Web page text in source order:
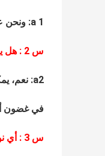
a 1: ونحن على الصانع، مرحبا بكم في شركتنا والمصنع.
س 2 : هل
a2: نعم، يمكننا تقديم عينة، ولكن يجب دفع للشحن.
في غضون أيام 1-3 سوف نرسل لك
س 3 : أي